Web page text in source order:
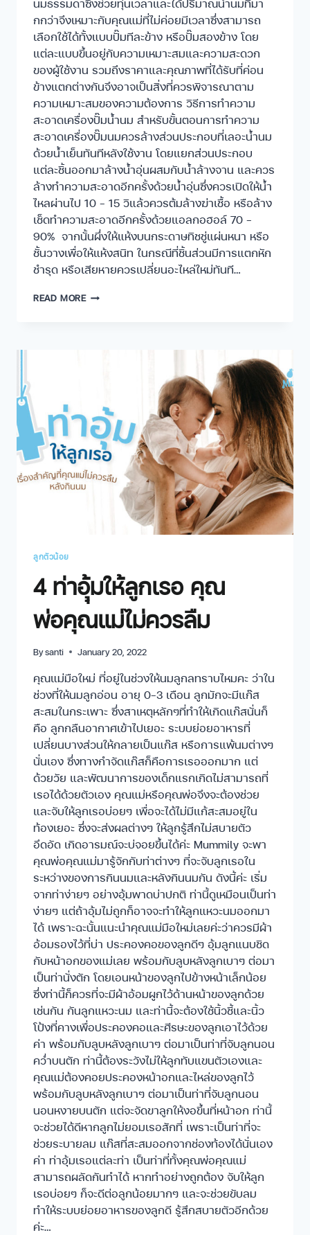
กกว่าจึงเหมาะกับคุณแม่ที่ไม่ค่อยมีเวลาซึ่งสามารถ
เลือกใช้ได้ทั้งแบบปั๊มทีละข้าง หรือปั๊มสองข้าง โดย
แต่ละแบบขึ้นอยู่กับความเหมาะสมและความสะดวก
ของผู้ใช้งาน รวมถึงราคาและคุณภาพที่ได้รับที่ค่อน
ข้างแตกต่างกันจึงอาจเป็นสิ่งที่ควรพิจารณาตาม
ความเหมาะสมของความต้องการ วิธีการทำความ
สะอาดเครื่องปั๊มน้ำนม สำหรับขั้นตอนการทำความ
สะอาดเครื่องปั๊มนมควรล้างส่วนประกอบที่เลอะน้ำนม
ด้วยน้ำเย็นทันทีหลังใช้งาน โดยแยกส่วนประกอบ
แต่ละชิ้นออกมาล้างน้ำอุ่นผสมกับน้ำล้างจาน และควร
ล้างทำความสะอาดอีกครั้งด้วยน้ำอุ่นซึ่งควรเปิดให้น้ำ
ไหลผ่านไป 10 – 15 วิแล้วควรต้มล้างฆ่าเชื้อ หรือล้าง
เช็ดทำความสะอาดอีกครั้งด้วยแอลกอฮอล์ 70 –
90% จากนั้นผึ่งให้แห้งบนกระดาษทิชชู่แผ่นหนา หรือ
ชั้นวางเพื่อให้แห้งสนิท ในกรณีที่ชิ้นส่วนมีการแตกหัก
ชำรุด หรือเสียหายควรเปลี่ยนอะไหล่ใหม่ทันที…
READ MORE
ลูกตัวน้อย
4 ท่าอุุ้มให้ลูกเรอ คุณ
พ่อคุณแม่ไม่ควรลืม
Bysanti January 20, 2022
คุณแม่มือใหม่ ที่อยู่ในช่วงให้นมลูกลทราบไหมคะ ว่าใน
ช่วงที่ให้นมลูกอ่อน อายุ 0-3 เดือน ลูกมักจะมีแก๊ส
สะสมในกระเพาะ ซึ่งสาเหตุหลักๆที่ทำให้เกิดแก๊สนั่นก็
คือ ลูกกลืนอากาศเข้าไปเยอะ ระบบย่อยอาหารที่
เปลี่ยนบางส่วนให้กลายเป็นแก๊ส หรือการแพ้นมต่างๆ
นั่นเอง ซึ่งทางกำจัดแก๊สก็คือการเรอออกมาก แต่
ด้วยวัย และพัฒนาการของเด็กแรกเกิดไม่สามารถที่
เรอได้ด้วยตัวเอง คุณแม่หรือคุณพ่อจึงจะต้องช่วย
และจับให้ลูกเรอบ่อยๆ เพื่อจะได้ไม่มีแก้สะสมอยู่ใน
ท้องเยอะ ซึ่งจะส่งผลต่างๆ ให้ลูกรู้สึกไม่สบายตัว
อึดอัด เกิดอารมณ์จะบ่จอยขึ้นได้ค่ะ Mummily จะพา
คุณพ่อคุณแม่มารู้จักกับท่าต่างๆ ที่จะจับลูกเรอใน
ระหว่างของการกินนมและหลังกินนมกัน ดังนี้ค่ะ เริ่ม
จากท่าง่ายๆ อย่างอุ้มพาดบ่าปกติ ท่านี้ดูเหมือนเป็นท่า
ง่ายๆ แต่ถ้าอุ้มไม่ถูกก็อาจจะทำให้ลูกแหวะนมออกมา
ได้ เพราะฉะนั้นแนะนำคุณแม่มือใหม่เลยค่ะว่าควรมีผ้า
อ้อมรองไว้ที่บ่า ประคองคอของลูกดีๆ อุ้มลูกแนบชิด
กับหน้าอกของแม่เลย พร้อมกับลูบหลังลูกเบาๆ ต่อมา
เป็นท่านั่งตัก โดยเอนหน้าของลูกไปข้างหน้าเล็กน้อย
ซึ่งท่านี้ก็ควรที่จะมีผ้าอ้อมผูกไว้ด้านหน้าของลูกด้วย
เช่นกัน กันลูกแหวะนม และท่านี้จะต้องใช้นิ้วชี้และนิ้ว
โป้งที่คางเพื่อประคองคอและศีรษะของลูกเอาไว้ด้วย
ค่า พร้อมกับลูบหลังลูกเบาๆ ต่อมาเป็นท่าที่จับลูกนอน
คว่ำบนตัก ท่านี้ต้องระวังไม่ให้ลูกทับแขนตัวเองและ
คุณแม่ต้องคอยประคองหน้าอกและไหล่ของลูกไว้
พร้อมกับลูบหลังลูกเบาๆ ต่อมาเป็นท่าที่จับลูกนอน
นอนหงายบนตัก แต่จะจัดขาลูกให้งอขึ้นที่หน้าอก ท่านี้
จะช่วยได้ดีหากลูกไม่ยอมเรอสักที่ เพราะเป็นท่าที่จะ
ช่วยระบายลม แก๊สที่สะสมออกจากช่องท้องได้นั่นเอง
ค่า ท่าอุ้มเรอแต่ละท่า เป็นท่าที่ทั้งคุณพ่อคุณแม่
สามารถผลัดกันทำได้ หากทำอย่างถูกต้อง จับให้ลูก
เรอบ่อยๆ ก็จะดีต่อลูกน้อยมากๆ และจะช่วยขับลม
ทำให้ระบบย่อยอาหารของลูกดี รู้สึกสบายตัวอีกด้วย
ค่ะ…